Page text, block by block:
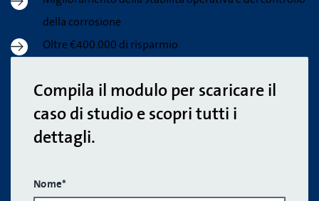
della corrosione
Oltre €400.000 di risparmio
Compila il modulo per scaricare il
caso di studio e scopri tutti i
dettagli.
Nome*